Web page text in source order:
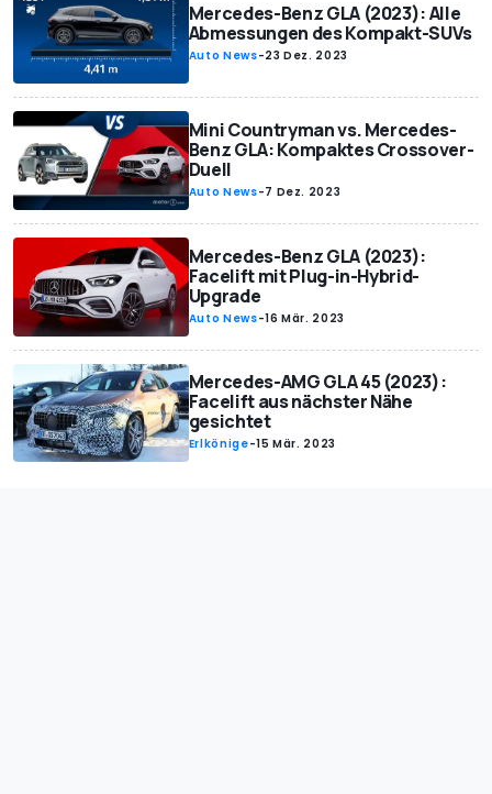
Mercedes-Benz GLA (2023): Alle
Abmessungen des Kompakt-SUVs
Auto News-23 Dez. 2023
Mini Countryman vs. Mercedes-
Benz GLA: Kompaktes Crossover-
Duell
Auto News-7 Dez. 2023
Mercedes-Benz GLA (2023):
Facelift mit Plug-in-Hybrid-
Upgrade
Auto News-16 Mär. 2023
Mercedes-AMG GLA 45 (2023):
Facelift aus nächster Nähe
gesichtet
Erlkönige-15 Mär. 2023